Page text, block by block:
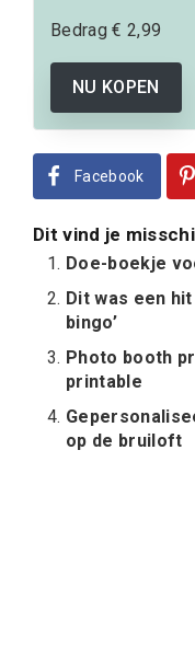
Bedrag€ 2,99
NU KOPEN
Facebook
Dit vind je
Doe-boekje
Dit was een
bingo’
Photo booth
printable
op de bruiloft